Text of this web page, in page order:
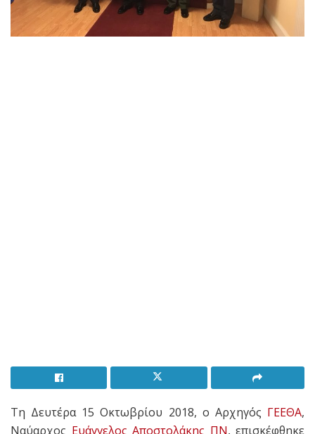
Τη Δευτέρα 15 Οκτωβρίου 2018, ο Αρχηγός ΓΕΕΘΑ,
Ναύαρχος Ευάγγελος Αποστολάκης ΠΝ, επισκέφθηκε